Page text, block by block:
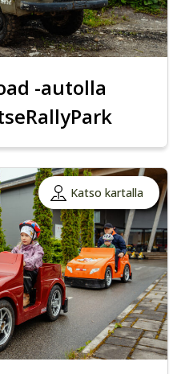
-autolla
Katso kartalla